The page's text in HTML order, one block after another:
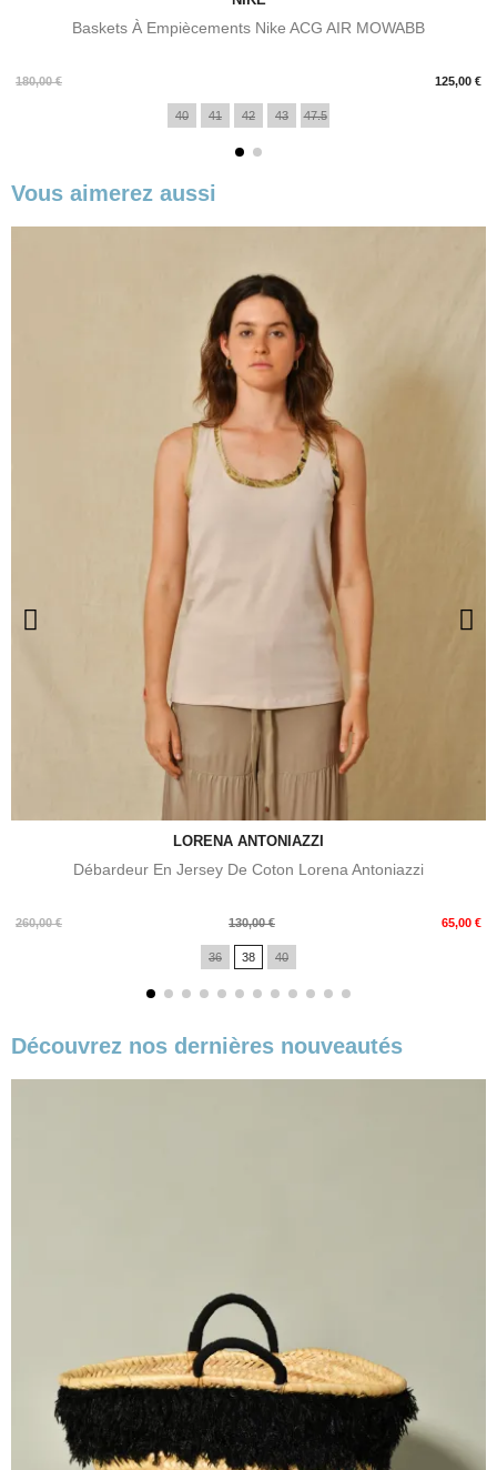
Baskets À Empiècements Nike ACG AIR MOWABB
180,00 € 125,00 €
Prix
40 41 42 43 47.5
Vous aimerez aussi
LORENA ANTONIAZZI
Débardeur En Jersey De Coton Lorena Antoniazzi
260,00 €
Prix
130,00 € 65,00 €
Prix
36 38 40
Découvrez nos dernières nouveautés